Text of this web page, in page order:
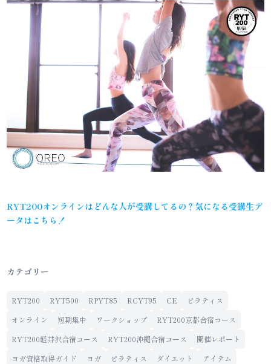
RYT200オンラインはどんな人が受講してるの？気になる受講生デ
ータはこちら！
カテゴリー
RYT200 RYT500 RPYT85 RCYT95 CE
ピラティス
オンライン
短期集中 ワークショップ
RYT200京都合宿コース
RYT200軽井沢合宿コース
RYT200沖縄合宿コース
開催レポート
ヨガ資格取得ガイド
ヨガ ピラティス ダイエット
アイテム